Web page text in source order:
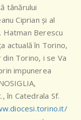
tânărului
Ciprian și al
Hatman Berescu
actuală în Torino,
Torino, i se Va
impunerea
în Catedrala Sf.